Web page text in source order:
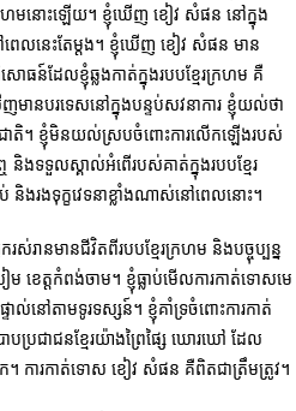
រហមនោះឡើយ។ ខ្ញុំឃើញ ខៀវ សំផន នៅក្នុង
េលនេះតែម្ដង។ ខ្ញុំឃើញ ខៀវ សំផន មាន
ន៍ដែលខ្ញុំឆ្លងកាត់ក្នុងរបបខ្មែរក្រហម គឺ
មានបរទេសនៅក្នុងបន្ទប់សវនាការ ខ្ញុំយល់ថា
រជាតិ។ ខ្ញុំមិនយល់ស្របចំពោះការលើកឡើងរបស់
ទទួលស្គាល់អំពើរបស់គាត់ក្នុងរបបខ្មែរ
និងរងទុក្ខវេទនាខ្លាំងណាស់នៅពេលនោះ។
រានមានជីវិតពីរបបខ្មែរក្រហម និងបច្ចុប្បន្ន
ត្តកំពង់ចាម។ ខ្ញុំធ្លាប់មើលការកាត់ទោសមេ
ទាល់នៅតាមទូរទស្សន៍។ ខ្ញុំគាំទ្រចំពោះការកាត់
បប្រជាជនខ្មែរយ៉ាងព្រៃផ្សៃ ឃោរឃៅ ដែល
ការកាត់ទោស ខៀវ សំផន គឺពិតជាត្រឹមត្រូវ។